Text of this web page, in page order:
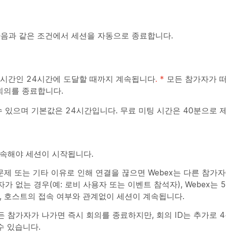
과 같은 조건에서 세션을 자동으로 종료합니다.
간인 24시간에 도달할 때까지 계속됩니다. * 모든 참가자가
를 종료합니다.
으며 기본값은 24시간입니다. 무료 미팅 시간은 40분으로
해야 세션이 시작됩니다.
제 또는 기타 이유로 인해 연결을 끊으면 Webex는 다른 참가
없는 경우(예: 로비 사용자 또는 이벤트 참석자), Webex는
스트의 접속 여부와 관계없이 세션이 계속됩니다.
참가자가 나가면 즉시 회의를 종료하지만, 회의 ID는 추가로
있습니다.